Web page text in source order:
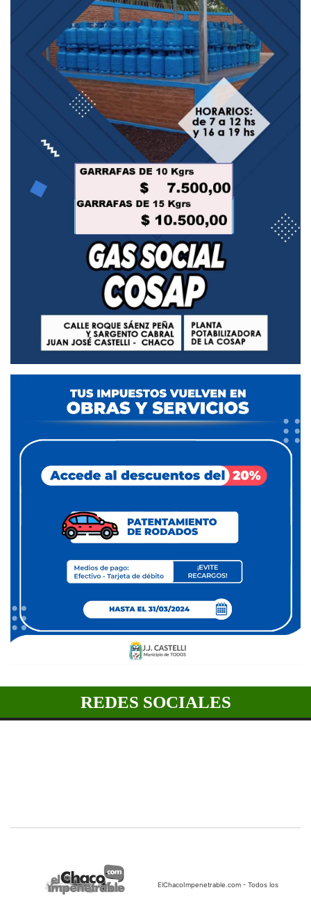
REDES SOCIALES
ElChacoImpenetrable.com - Todos los